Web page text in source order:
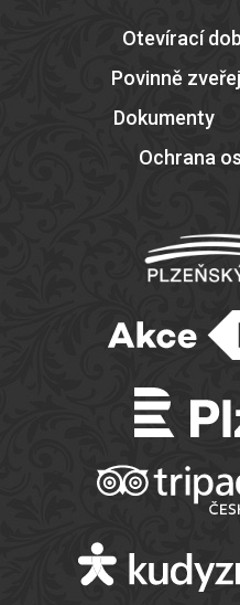
Otevírací
Povinně
Dokumenty
Ochrana